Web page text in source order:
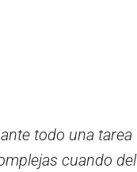
todo una tarea
cuando del